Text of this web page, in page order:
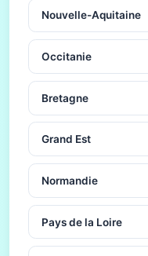
Nouvelle-Aquitaine
Occitanie
Bretagne
Grand Est
Normandie
Pays de la Loire